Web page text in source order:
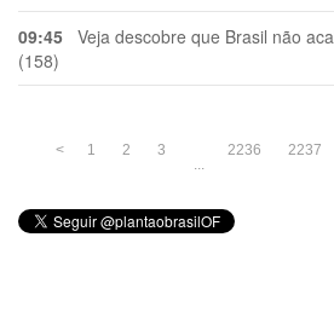
09:45 Veja descobre que Brasil não
(158)
< 1 2
3
...
2236 2237